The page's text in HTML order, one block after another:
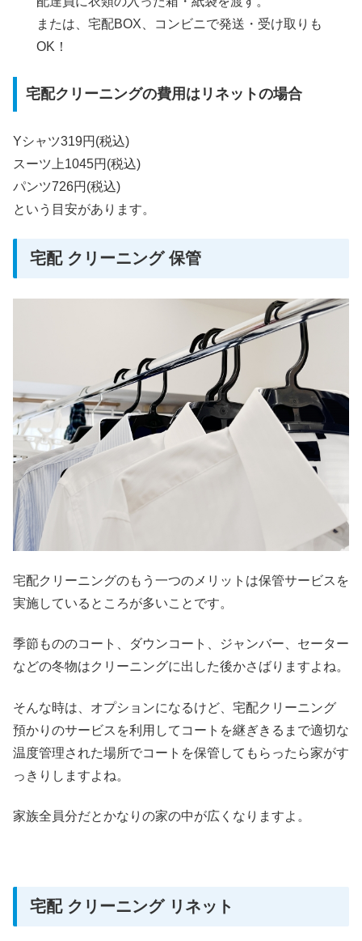
または、宅配BOX、コンビニで発送・受け取りも
OK！
宅配クリーニングの費用はリネットの場合
Yシャツ319円(税込)
スーツ上1045円(税込)
パンツ726円(税込)
という目安があります。
宅配 クリーニング 保管
宅配クリーニングのもう一つのメリットは保管サービスを
実施しているところが多いことです。
季節もののコート、ダウンコート、ジャンバー、セーター
などの冬物はクリーニングに出した後かさばりますよね。
そんな時は、オプションになるけど、宅配クリーニング
預かりのサービスを利用してコートを継ぎきるまで適切な
温度管理された場所でコートを保管してもらったら家がす
っきりしますよね。
家族全員分だとかなりの家の中が広くなりますよ。
宅配 クリーニング リネット